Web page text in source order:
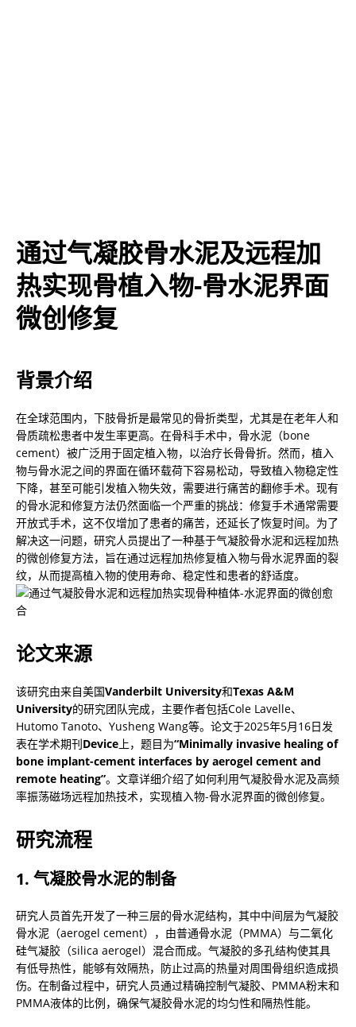
通过气凝胶骨水泥及远程加
热实现骨植入物-骨水泥界面
微创修复
背景介绍
在全球范围内，下肢骨折是最常见的骨折类型，尤其是在老年人和
骨质疏松患者中发生率更高。在骨科手术中，骨水泥（bone
cement）被广泛用于固定植入物，以治疗长骨骨折。然而，植入
物与骨水泥之间的界面在循环载荷下容易松动，导致植入物稳定性
下降，甚至可能引发植入物失效，需要进行痛苦的翻修手术。现有
的骨水泥和修复方法仍然面临一个严重的挑战：修复手术通常需要
开放式手术，这不仅增加了患者的痛苦，还延长了恢复时间。为了
解决这一问题，研究人员提出了一种基于气凝胶骨水泥和远程加热
的微创修复方法，旨在通过远程加热修复植入物与骨水泥界面的裂
论文来源
该研究由来自美国Vanderbilt University和Texas A&M
University的研究团队完成，主要作者包括Cole Lavelle、
Hutomo Tanoto、Yusheng Wang等。论文于2025年5月16日发
表在学术期刊Device 上，题目为“Minimally invasive healing of
bone implant-cement interfaces by aerogel cement and
remote heating”。文章详细介绍了如何利用气凝胶骨水泥及高频
率振荡磁场远程加热技术，实现植入物-骨水泥界面的微创修复。
研究流程
1. 气凝胶骨水泥的制备
研究人员首先开发了一种三层的骨水泥结构，其中中间层为气凝胶
骨水泥（aerogel cement），由普通骨水泥（PMMA）与二氧化
硅气凝胶（silica aerogel）混合而成。气凝胶的多孔结构使其具
有低导热性，能够有效隔热，防止过高的热量对周围骨组织造成损
伤。在制备过程中，研究人员通过精确控制气凝胶、PMMA粉末和
PMMA液体的比例，确保气凝胶骨水泥的均匀性和隔热性能。